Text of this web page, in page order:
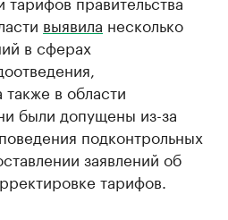
выявила несколько
в сферах
в области
были допущены из-за
подконтрольных
заявлений об
тарифов.